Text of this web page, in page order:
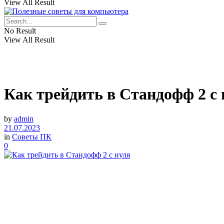
View All Result
No Result
View All Result
Как трейдить в Стандофф 2 с
by admin
21.07.2023
in Советы ПК
0